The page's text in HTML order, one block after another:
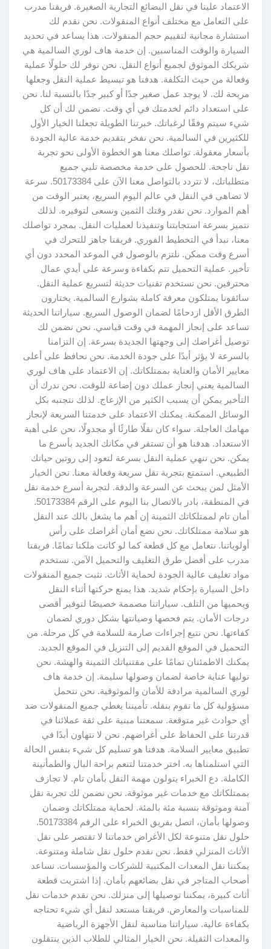
الاعتماد علينا في نقل البضائع التجارية الصغيرة. فريقنا مدرب
على التعامل مع مختلف أنواع المنقولات. نحن نقدم لك
استشارة مجانية لتقييم حجم المنقولات. هذا يساعد في تحديد
السيارة والوقت المناسبين. إن خدمة هاف لوري السالمية هي
شريكك الموثوق لجميع أنواع النقل. نحن نوفر لك حلولًا عملية
وفعالة من حيث التكلفة. هدفنا هو تبسيط عملية النقل وجعلها
مريحة لك. لا يوجد عمل صغير جدًا أو كبير جدًا بالنسبة لنا. نحن
على استعداد دائم لخدمتك في أي وقت. نضمن لك أن كل
شيء سيتم وفقًا لرغباتك. خبرتنا الطويلة تجعلنا الخيار الأول
للكثيرين في السالمية. نحن نفخر بتقديم خدمة عالية الجودة
بأسعار معقولة. تواصلك معنا هو الخطوة الأولى نحو تجربة
نقل ناجحة. للحصول على خدمة مخصصة تلبي جميع
متطلباتك، لا تتردد بالتواصل معنا الآن على 50173384. سرعة
لا تضاهى في النقل في عالم اليوم السريع، يعتبر الوقت من
أهم الموارد. نحن نقدر وقتك الثمين ونسعى لتوفيره. لذلك
نتميز بسرعة استجابتنا وتنفيذنا لعمليات النقل. بمجرد تواصلك
معنا، نبدأ في التخطيط الفوري. فريقنا جاهز للتحرك في
أسرع وقت ممكن. نلتزم بالوصول في الموعد المحدد دون أي
تأخير. عملية التحميل تتم بكفاءة وسرعة على أيدي عمال
محترفين. نحن نستخدم تقنيات حديثة لتسريع عملية النقل.
سائقونا يمتلكون معرفة كاملة بشوارع السالمية. يختارون
الطرق الأقل ازدحامًا لضمان الوصول السريع. سياراتنا الحديثة
تساعد على إنجاز المهمة في وقت قياسي. نحن نضمن لك
توصيل أغراضك إلى وجهتها الجديدة بسرعة. إن التزامنا
بالسرعة لا يؤثر أبدًا على جودة الخدمة. نحن نحافظ على أعلى
معايير الأمان والعناية بممتلكاتك. إن الاعتماد على هاف لوري
السالمية يعني إنجاز عملك دون إضاعة للوقت. نحن ندرك أن
التأخير يمكن أن يسبب الكثير من الإزعاج. لذلك نتجنبه بكل
الوسائل الممكنة. يمكنك الاعتماد على خدمتنا السريعة لإنجاز
مهامك العاجلة. سواء كان نقلًا طارئًا أو مجدولًا، نحن على أهبة
الاستعداد. هدفنا هو أن تستقر في مكانك الجديد بأسرع ما
يمكن. نحن ننهي عملية النقل بسرعة لتعود إلى روتين حياتك
الطبيعي. استمتع بتجربة نقل سريعة وفعالة معنا. نحن الخيار
الأمثل لمن يبحث عن السرعة والدقة. لتجربة أسرع خدمة نقل
في المنطقة، بادر بالاتصال بنا اليوم على الرقم 50173384.
أمان تام لممتلكاتك الثمينة إن أهم ما يشغل بالك عند النقل
هو سلامة ممتلكاتك. نحن نضع أمان أغراضك على رأس
أولوياتنا. نتعامل مع كل قطعة كما لو كانت ملكنا تمامًا. فريقنا
مدرب على أفضل طرق التغليف والتحميل الآمن. نستخدم
مواد تغليف عالية الجودة لحماية الأثاث. نثبت جميع المنقولات
داخل السيارة بإحكام شديد. هذا يمنع حركتها أثناء النقل
ويحميها من التلف. سياراتنا مصممة خصيصًا لتوفير أقصى
درجات الأمان. يتم فحصها وصيانتها بشكل دوري لضمان
كفاءتها. نحن نتبع إجراءات صارمة للسلامة في كل مرحلة. من
التحميل في الموقع القديم إلى التنزيل في الموقع الجديد.
يمكنك الاطمئنان تمامًا على مقتنياتك الثمينة والهشة. نحن
نوليها عناية خاصة لضمان وصولها سليمة. إن خدمة هاف
لوري السالمية مرادفة للأمان والموثوقية. نحن نتحمل
مسؤولية كل ما نقوم بنقله. تأميننا يغطي جميع المنقولات ضد
أي حوادث غير متوقعة. سمعتنا مبنية على ثقة عملائنا في
قدرتنا على الحفاظ على أغراضهم. نحن لا نتهاون أبدًا في
تطبيق معايير السلامة. هدفنا هو تسليم كل شيء بنفس الحالة
التي استلمناها به. اختر خدمتنا لتنعم براحة البال والطمأنينة
الكاملة. دع الخبراء يتولون مهمة النقل بأمان تام. لا تجازف
بممتلكاتك مع خدمات غير موثوقة. نحن نضمن لك تجربة نقل
آمنة وموثوقة بنسبة مئة بالمئة. لحماية ممتلكاتك وضمان
وصولها بأمان، اتصل بفريق الخبراء على الرقم 50173384.
حلول نقل متنوعة لكل الأغراض خدماتنا لا تقتصر على نقل
الأثاث المنزلي فقط. نحن نقدم حلول نقل شاملة ومتنوعة.
يمكننا نقل المعدات المكتبية للشركات والمؤسسات. نساعد
أصحاب المتاجر في نقل بضائعهم بأمان. إذا اشتريت قطعة
أثاث كبيرة، يمكننا توصيلها إلى منزلك. نحن نقدم خدمات نقل
للمناسبات والمعارض. فريقنا مستعد لنقل أي شيء تحتاجه
بكفاءة عالية. سياراتنا مناسبة لنقل الأجهزة الرياضية
والمعدات الثقيلة. نحن الخيار المثالي للطلاب الذين ينتقلون